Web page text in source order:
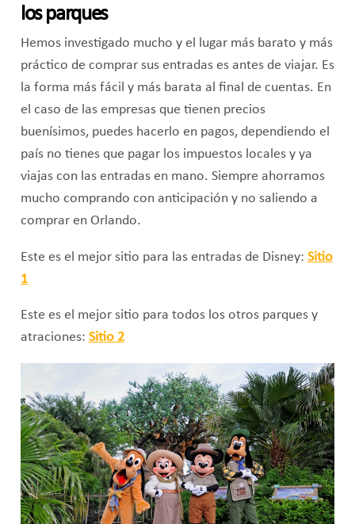
los parques
Hemos investigado mucho y el lugar más barato y más
práctico de comprar sus entradas es antes de viajar. Es
la forma más fácil y más barata al final de cuentas. En
el caso de las empresas que tienen precios
buenísimos, puedes hacerlo en pagos, dependiendo el
país no tienes que pagar los impuestos locales y ya
viajas con las entradas en mano. Siempre ahorramos
mucho comprando con anticipación y no saliendo a
comprar en Orlando.
Este es el mejor sitio para las entradas de Disney: Sitio
1
Este es el mejor sitio para todos los otros parques y
atraciones: Sitio 2